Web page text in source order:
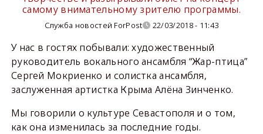
самому внимательному зрителю программы.
Служба новостей ForPost 22/03/2018 - 11:43
У нас в гостях побывали: художественный
руководитель вокального ансамбля “Жар-птица”
Сергей Мокриенко и солистка ансамбля,
заслуженная артистка Крыма Алёна Зинченко.
Мы говорили о культуре Севастополя и о том,
как она изменилась за последние годы.